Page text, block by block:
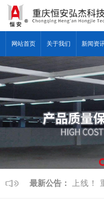
网站首页 关于我们 新闻资
最新公告：
团有限公司新版上线！